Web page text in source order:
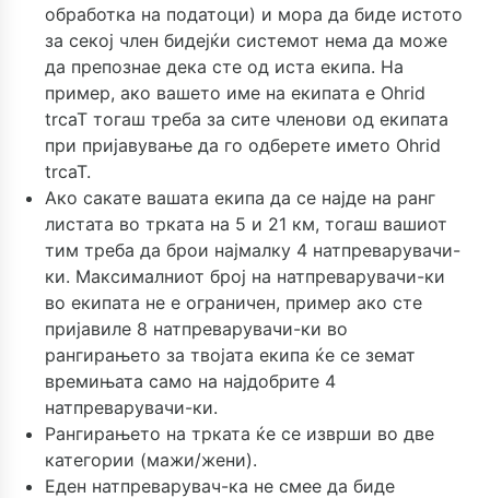
обработка на податоци) и мора да биде истото
за секој член бидејќи системот нема да може
да препознае дека сте од иста екипа. На
пример, ако вашето име на екипата е Ohrid
trcaT тогаш треба за сите членови од екипата
при пријавување да го одберете името Ohrid
trcaT.
Ако сакате вашата екипа да се најде на ранг
листата во трката на 5 и 21 км, тогаш вашиот
тим треба да брои најмалку 4 натпреварувачи-
ки. Максималниот број на натпреварувачи-ки
во екипата не е ограничен, пример ако сте
пријавиле 8 натпреварувачи-ки во
рангирањето за твојата екипа ќе се земат
времињата само на најдобрите 4
натпреварувачи-ки.
Рангирањето на трката ќе се изврши во две
категории (мажи/жени).
Еден натпреварувач-ка не смее да биде